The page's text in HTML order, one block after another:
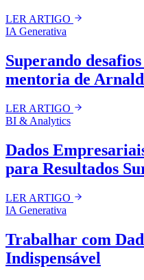
LER ARTIGO
IA Generativa
Superando
mentoria de
LER ARTIGO
BI & Analytics
Dados
para Resultados
LER ARTIGO
IA Generativa
Trabalhar com
Indispensável